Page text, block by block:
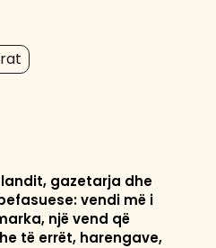
gazetarja dhe
vendi më i
një vend që
të errët, harengave,